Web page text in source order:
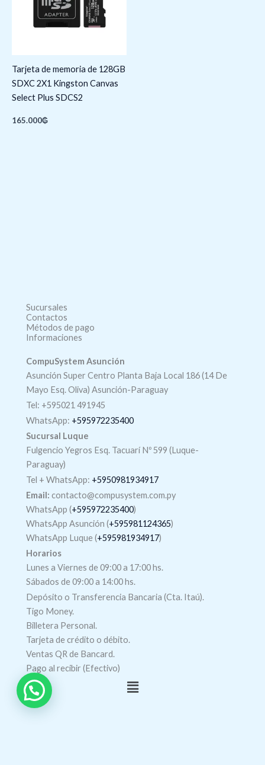
Tarjeta de memoria de 128GB
SDXC 2X1 Kingston Canvas
Select Plus SDCS2
165.000₲
Sucursales
Contactos
Métodos de pago
Informaciones
CompuSystem Asunción
Asunción Super Centro Planta Baja Local 186 (14 De
Mayo Esq. Oliva) Asunción-Paraguay
Tel: +595021 491945
WhatsApp: +595972235400
Sucursal Luque
Fulgencio Yegros Esq. Tacuarí Nº 599 (Luque-
Paraguay)
Tel + WhatsApp: +5950981934917
Email: contacto@compusystem.com.py
WhatsApp (+595972235400)
WhatsApp Asunción (+595981124365)
WhatsApp Luque (+595981934917)
Horarios
Lunes a Viernes de 09:00 a 17:00 hs.
Sábados de 09:00 a 14:00 hs.
Depósito o Transferencia Bancaria (Cta. Itaú).
Tigo Money.
Billetera Personal.
Tarjeta de crédito o débito.
Ventas QR de Bancard.
Pago al recibir (Efectivo)
Menú